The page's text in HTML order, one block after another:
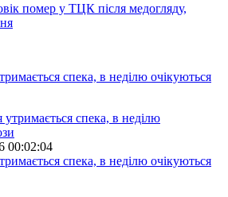
помер у ТЦК після медогляду,
спека, в неділю очікуються
00:02:04
спека, в неділю очікуються